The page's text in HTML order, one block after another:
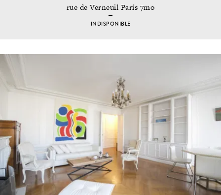
rue de Verneuil París 7mo
INDISPONIBLE